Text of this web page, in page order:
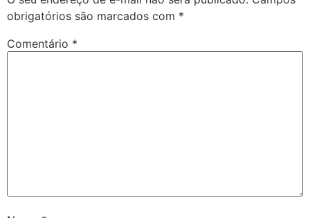
obrigatórios são marcados com *
Comentário *